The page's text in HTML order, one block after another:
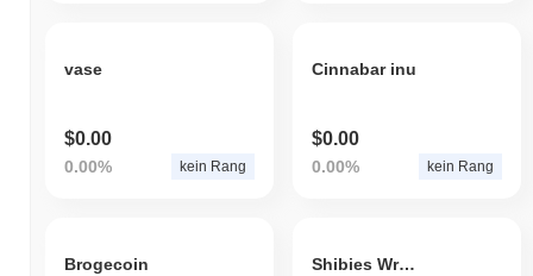
vase
$0.00
0.00% kein Rang
Cinnabar inu
$0.00
0.00% kein Rang
Brogecoin Shibies Wrapped Treats